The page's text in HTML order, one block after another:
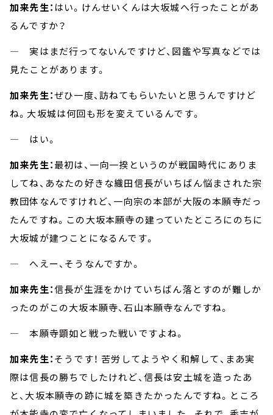
加来先生： はい。けんせいくんは大坂城へ行ったことがあ
るんですか？
― 実はまだ行ってないんですけど、図鑑や写真などでは
見たことがあります。
加来先生：ぜひ一度、訪ねてもらいたいと思うんですけど
ね。大坂城は何回も形を変えているんです。
― はい。
加来先生：最初は、一向一揆というのが戦国時代にありま
してね、あなたの好きな織田信長がいちばん悩まされた宗
教団体なんですけれど、一向宗の本部が大阪の本願寺だっ
たんですね。この大坂本願寺の建っていたところにのちに
大坂城が建つことになるんです。
― へえー、そうなんですか。
加来先生：信長が生涯をかけていちばん落とすのが難しか
ったのがこの大坂本願寺、石山本願寺なんですね。
― 本願寺顕如と戦った戦いですよね。
加来先生：そうです！ 苦労してようやく和解して、まあ実
際は信長の勝ちでしたけれど、信長は安土城を造ったあ
と、大坂本願寺の跡に城を築きたかったんですね。ところ